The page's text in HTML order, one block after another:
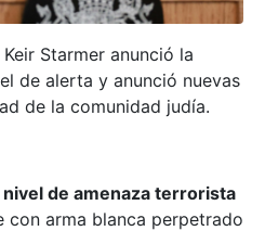
Starmer anunció la
de alerta y anunció nuevas
de la comunidad judía.
de amenaza terrorista
con arma blanca perpetrado